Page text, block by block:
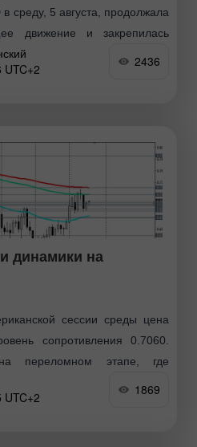
среду, 5 августа, продолжала
движение и закрепилась
Таким образом, как мы и
валюты продолжается.
2436
динамики на
сессии среды цена
сопротивления 0.7060.
переломном этапе, где
доллара сталкивается с
для австралийского
1869